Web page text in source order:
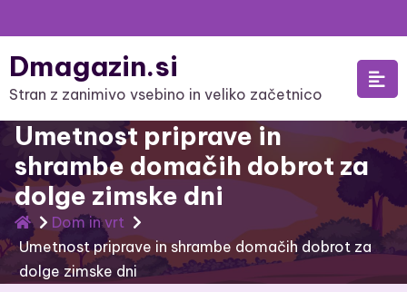
to
content
Dmagazin.si
Stran z zanimivo vsebino in veliko začetnico
Umetnost priprave in
shrambe domačih dobrot za
dolge zimske dni
Dom in vrt
Umetnost priprave in shrambe domačih dobrot za
dolge zimske dni